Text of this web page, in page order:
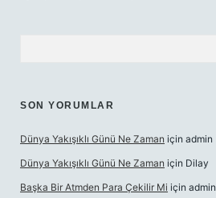
SON YORUMLAR
Dünya Yakışıklı Günü Ne Zaman için admin
Dünya Yakışıklı Günü Ne Zaman için Dilay
Başka Bir Atmden Para Çekilir Mi için admin